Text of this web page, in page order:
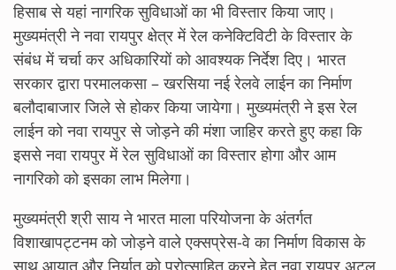
हिसाब से यहां नागरिक सुविधाओं का भी विस्तार किया जाए।
मुख्यमंत्री ने नवा रायपुर क्षेत्र में रेल कनेक्टिविटी के विस्तार के
संबंध में चर्चा कर अधिकारियों को आवश्यक निर्देश दिए। भारत
सरकार द्वारा परमालकसा – खरसिया नई रेलवे लाईन का निर्माण
बलौदाबाजार जिले से होकर किया जायेगा। मुख्यमंत्री ने इस रेल
लाईन को नवा रायपुर से जोड़ने की मंशा जाहिर करते हुए कहा कि
इससे नवा रायपुर में रेल सुविधाओं का विस्तार होगा और आम
नागरिको को इसका लाभ मिलेगा।
मुख्यमंत्री श्री साय ने भारत माला परियोजना के अंतर्गत
विशाखापट्टनम को जोड़ने वाले एक्सप्रेस-वे का निर्माण विकास के
साथ आयात और निर्यात को प्रोत्साहित करने हेतु नवा रायपुर अटल